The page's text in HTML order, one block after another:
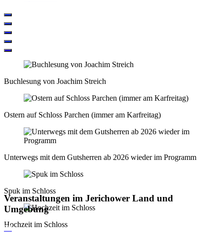
Buchlesung von Joachim Streich
Ostern auf Schloss Parchen (immer am Karfreitag)
Unterwegs mit dem Gutsherren ab 2026 wieder im Programm
Spuk im Schloss
Hochzeit im Schloss
Veranstaltungen im Jerichower Land und
Umgebung
08